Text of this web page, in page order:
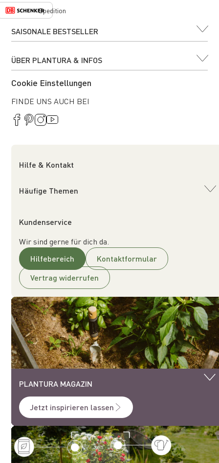
SAISONALE BESTSELLER
ÜBER PLANTURA & INFOS
Cookie Einstellungen
FINDE UNS AUCH BEI
Spedition
Hilfe & Kontakt
Häufige Themen
Kundenservice
Wir sind gerne für dich da.
Hilfebereich
Kontaktformular
Vertrag widerrufen
PLANTURA MAGAZIN
Jetzt inspirieren lassen